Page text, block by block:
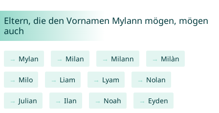
Eltern, die den Vornamen Mylann mögen, mögen
auch
Mylan Milan Milann Milàn
Milo Liam Lyam Nolan
Julian Ilan Noah Eyden